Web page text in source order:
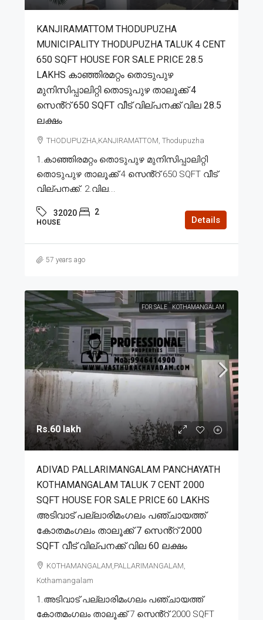
KANJIRAMATTOM THODUPUZHA
MUNICIPALITY THODUPUZHA TALUK 4 CENT
650 SQFT HOUSE FOR SALE PRICE 28.5
LAKHS കാഞ്ഞിരമറ്റം തൊടുപുഴ
മുനിസിപ്പാലിറ്റി തൊടുപുഴ താലൂക്ക് 4
സെൻ്റ് 650 SQFT വീട് വില്പനക്ക് വില 28.5
ലക്ഷം
THODUPUZHA,KANJIRAMATTOM, Thodupuzha
1.കാഞ്ഞിരമറ്റം തൊടുപുഴ മുനിസിപ്പാലിറ്റി
തൊടുപുഴ താലൂക്ക് 4 സെൻ്റ് 650 SQFT വീട്
വില്പനക്ക്. 2.വില...
32020 2
HOUSE Details
57 years ago
FOR SALE KOTHAMANGALAM
Rs.60 lakh
ADIVAD PALLARIMANGALAM PANCHAYATH
KOTHAMANGALAM TALUK 7 CENT 2000
SQFT HOUSE FOR SALE PRICE 60 LAKHS
അടിവാട് പല്ലാരിമംഗലം പഞ്ചായത്ത്
കോതമംഗലം താലൂക്ക് 7 സെൻ്റ് 2000
SQFT വീട് വില്പനക്ക് വില 60 ലക്ഷം
KOTHAMANGALAM,PALLARIMANGALAM,
Kothamangalam
1.അടിവാട് പല്ലാരിമംഗലം പഞ്ചായത്ത്
കോതമംഗലം താലൂക്ക് 7 സെൻ്റ് 2000 SQFT